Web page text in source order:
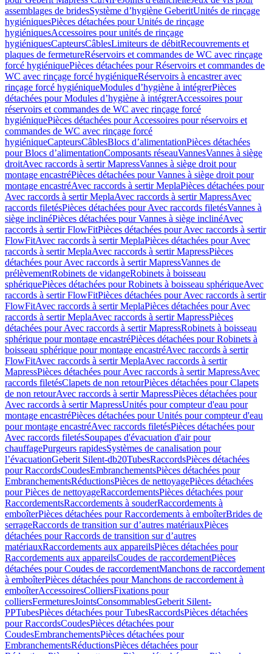
assemblages de bridesSystème d’hygiène GeberitUnités de rinçage
hygiéniquesPièces détachées pour Unités de rinçage
hygiéniquesAccessoires pour unités de rinçage
hygiéniquesCapteursCâblesLimiteurs de débitRecouvrements et
plaques de fermetureRéservoirs et commandes de WC avec rinçage
forcé hygiéniquePièces détachées pour Réservoirs et commandes de
WC avec rinçage forcé hygiéniqueRéservoirs à encastrer avec
rinçage forcé hygiéniqueModules d’hygiène à intégrerPièces
détachées pour Modules d’hygiène à intégrerAccessoires pour
réservoirs et commandes de WC avec rinçage forcé
hygiéniquePièces détachées pour Accessoires pour réservoirs et
commandes de WC avec rinçage forcé
hygiéniqueCapteursCâblesBlocs d’alimentationPièces détachées
pour Blocs d’alimentationComposants réseauVannesVannes à siège
droitAvec raccords à sertir MapressVannes à siège droit pour
montage encastréPièces détachées pour Vannes à siège droit pour
montage encastréAvec raccords à sertir MeplaPièces détachées pour
Avec raccords à sertir MeplaAvec raccords à sertir MapressAvec
raccords filetésPièces détachées pour Avec raccords filetésVannes à
siège inclinéPièces détachées pour Vannes à siège inclinéAvec
raccords à sertir FlowFitPièces détachées pour Avec raccords à sertir
FlowFitAvec raccords à sertir MeplaPièces détachées pour Avec
raccords à sertir MeplaAvec raccords à sertir MapressPièces
détachées pour Avec raccords à sertir MapressVannes de
prélèvementRobinets de vidangeRobinets à boisseau
sphériquePièces détachées pour Robinets à boisseau sphériqueAvec
raccords à sertir FlowFitPièces détachées pour Avec raccords à sertir
FlowFitAvec raccords à sertir MeplaPièces détachées pour Avec
raccords à sertir MeplaAvec raccords à sertir MapressPièces
détachées pour Avec raccords à sertir MapressRobinets à boisseau
sphérique pour montage encastréPièces détachées pour Robinets à
boisseau sphérique pour montage encastréAvec raccords à sertir
FlowFitAvec raccords à sertir MeplaAvec raccords à sertir
MapressPièces détachées pour Avec raccords à sertir MapressAvec
raccords filetésClapets de non retourPièces détachées pour Clapets
de non retourAvec raccords à sertir MapressPièces détachées pour
Avec raccords à sertir MapressUnités pour compteur d'eau pour
montage encastréPièces détachées pour Unités pour compteur d'eau
pour montage encastréAvec raccords filetésPièces détachées pour
Avec raccords filetésSoupapes d'évacuation d'air pour
chauffagePurgeurs rapidesSystèmes de canalisation pour
l’évacuationGeberit Silent-db20TubesRaccordsPièces détachées
pour RaccordsCoudesEmbranchementsPièces détachées pour
EmbranchementsRéductionsPièces de nettoyagePièces détachées
pour Pièces de nettoyageRaccordementsPièces détachées pour
RaccordementsRaccordements à souderRaccordements à
emboîterPièces détachées pour Raccordements à emboîterBrides de
serrageRaccords de transition sur d’autres matériauxPièces
détachées pour Raccords de transition sur d’autres
matériauxRaccordements aux appareilsPièces détachées pour
Raccordements aux appareilsCoudes de raccordementPièces
détachées pour Coudes de raccordementManchons de raccordement
à emboîterPièces détachées pour Manchons de raccordement à
emboîterAccessoiresColliersFixations pour
colliersFermeturesJointsConsommablesGeberit Silent-
PPTubesPièces détachées pour TubesRaccordsPièces détachées
pour RaccordsCoudesPièces détachées pour
CoudesEmbranchementsPièces détachées pour
EmbranchementsRéductionsPièces détachées pour